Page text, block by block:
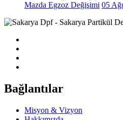
Mazda Egzoz Değişimi 05
Bağlantılar
Misyon & Vizyon